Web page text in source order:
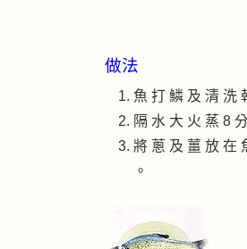
做法
魚 打 鱗 及 清 洗
隔 水 大 火 蒸 8
將 蔥 及 薑 放 在
。